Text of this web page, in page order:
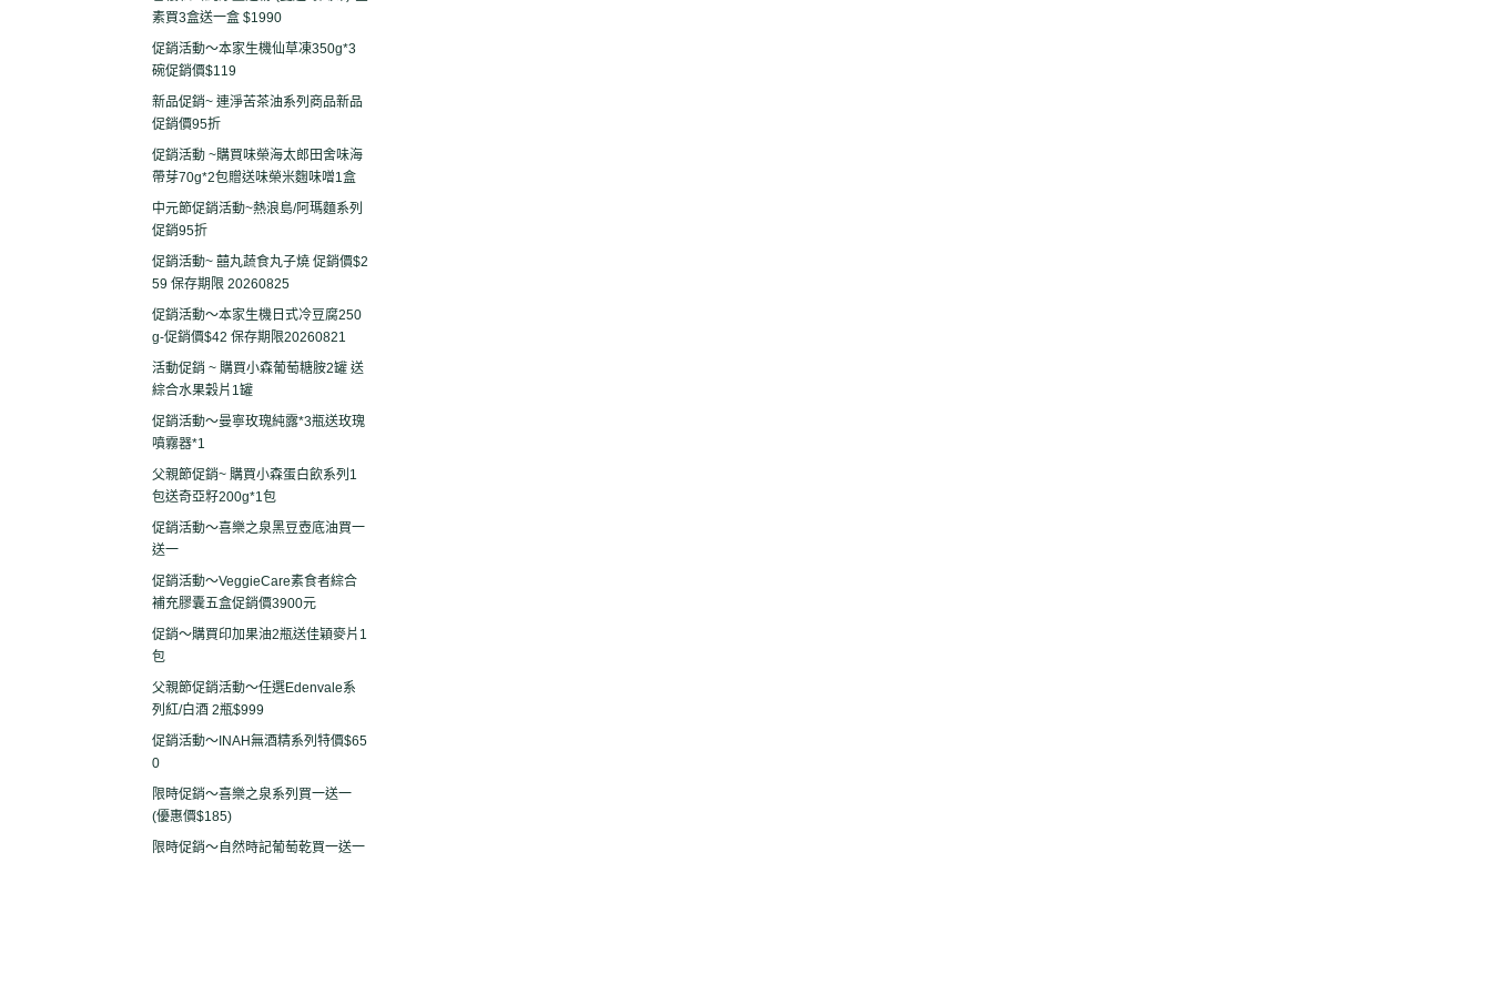
素買3盒送一盒 $1990
促銷活動～本家生機仙草凍350g*3
碗促銷價$119
新品促銷~ 連淨苦茶油系列商品新品
促銷價95折
促銷活動 ~購買味榮海太郎田舍味海
帶芽70g*2包贈送味榮米麴味噌1盒
中元節促銷活動~熱浪島/阿瑪麵系列
促銷95折
促銷活動~ 囍丸蔬食丸子燒 促銷價$2
59 保存期限 20260825
促銷活動～本家生機日式冷豆腐250
g-促銷價$42 保存期限20260821
活動促銷 ~ 購買小森葡萄糖胺2罐 送
綜合水果穀片1罐
促銷活動～曼寧玫瑰純露*3瓶送玫瑰
噴霧器*1
父親節促銷~ 購買小森蛋白飲系列1
包送奇亞籽200g*1包
促銷活動～喜樂之泉黑豆壺底油買一
送一
促銷活動～VeggieCare素食者綜合
補充膠囊五盒促銷價3900元
促銷～購買印加果油2瓶送佳穎麥片1
包
父親節促銷活動～任選Edenvale系
列紅/白酒 2瓶$999
促銷活動～INAH無酒精系列特價$65
0
限時促銷～喜樂之泉系列買一送一
(優惠價$185)
限時促銷～自然時記葡萄乾買一送一